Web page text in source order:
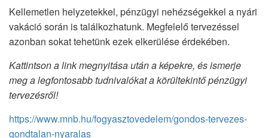
Kellemetlen helyzetekkel, pénzügyi nehézségekkel a nyári
vakáció során is találkozhatunk. Megfelelő tervezéssel
azonban sokat tehetünk ezek elkerülése érdekében.
Kattintson a link megnyitása után a képekre, és ismerje
meg a legfontosabb tudnivalókat a körültekintő pénzügyi
tervezésről!
https://www.mnb.hu/fogyasztovedelem/gondos-tervezes-
gondtalan-nyaralas